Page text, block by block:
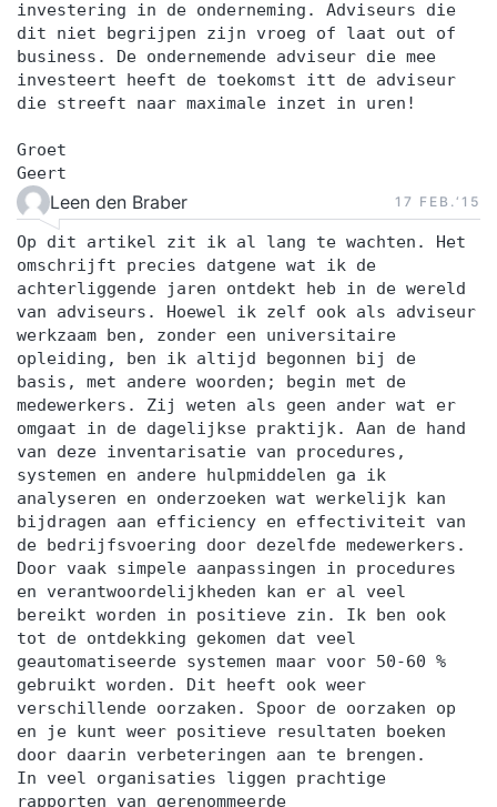
investering in de onderneming. Adviseurs die
dit niet begrijpen zijn vroeg of laat out of
business. De ondernemende adviseur die mee
investeert heeft de toekomst itt de adviseur
die streeft naar maximale inzet in uren!
Groet
Geert
Leen den Braber 17 FEB.‘15
Op dit artikel zit ik al lang te wachten. Het
omschrijft precies datgene wat ik de
achterliggende jaren ontdekt heb in de wereld
van adviseurs. Hoewel ik zelf ook als adviseur
werkzaam ben, zonder een universitaire
opleiding, ben ik altijd begonnen bij de
basis, met andere woorden; begin met de
medewerkers. Zij weten als geen ander wat er
omgaat in de dagelijkse praktijk. Aan de hand
van deze inventarisatie van procedures,
systemen en andere hulpmiddelen ga ik
analyseren en onderzoeken wat werkelijk kan
bijdragen aan efficiency en effectiviteit van
de bedrijfsvoering door dezelfde medewerkers.
Door vaak simpele aanpassingen in procedures
en verantwoordelijkheden kan er al veel
bereikt worden in positieve zin. Ik ben ook
tot de ontdekking gekomen dat veel
geautomatiseerde systemen maar voor 50-60 %
gebruikt worden. Dit heeft ook weer
verschillende oorzaken. Spoor de oorzaken op
en je kunt weer positieve resultaten boeken
door daarin verbeteringen aan te brengen.
In veel organisaties liggen prachtige
rapporten van gerenommeerde